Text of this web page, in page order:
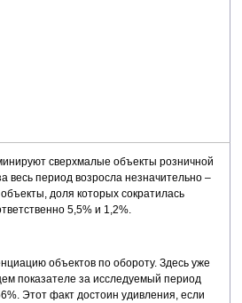
сверхмалые объекты розничной
весь период возросла незначительно –
доля которых сократилась
5,5% и 1,2%.
объектов по обороту. Здесь уже
показателе за исследуемый период
Этот факт достоин удивления, если